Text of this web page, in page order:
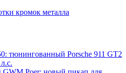
кромок металла
тюнингованный Porsche 911 GT2